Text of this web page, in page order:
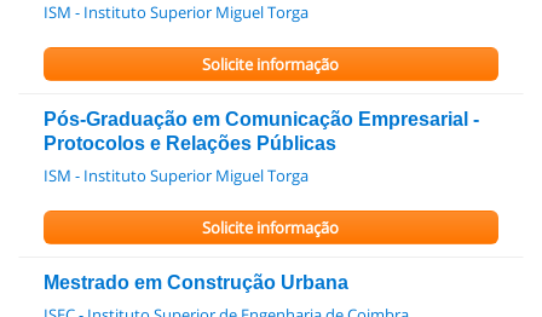
ISM - Instituto Superior Miguel Torga
Solicite informação
Pós-Graduação em Comunicação Empresarial -
Protocolos e Relações Públicas
ISM - Instituto Superior Miguel Torga
Solicite informação
Mestrado em Construção Urbana